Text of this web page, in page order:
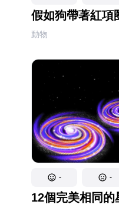
假如狗帶著紅項
動物
- -
12個完美相同